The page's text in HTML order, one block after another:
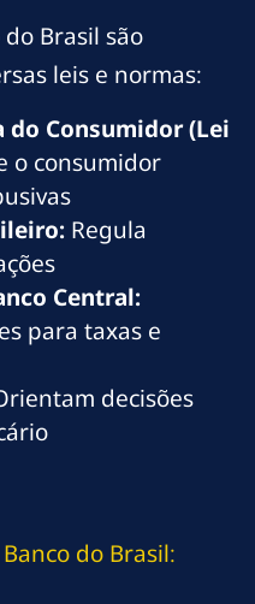
Brasil são
leis e normas:
do Consumidor (Lei
o consumidor
Regula
Central:
para taxas e
decisões
do Brasil: